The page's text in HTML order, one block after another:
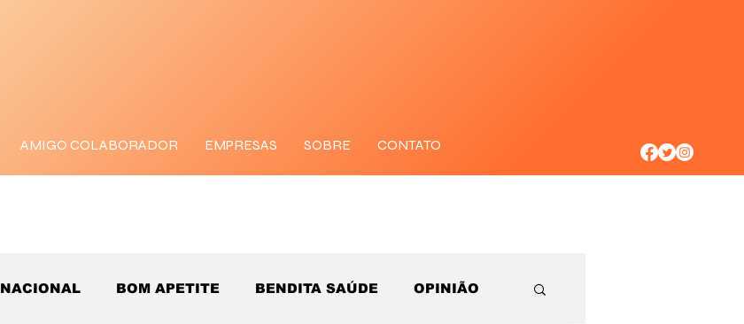
AMIGO COLABORADOR EMPRESAS SOBRE CONTATO
NACIONAL BOM APETITE BENDITA SAÚDE OPINIÃO